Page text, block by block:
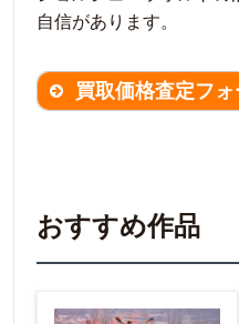
自信があります。
買取価格査定フォ
※不明な項目は空欄で
▼
作品の作家名 【任意】
おすすめ作品